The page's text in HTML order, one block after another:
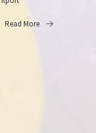
Read More